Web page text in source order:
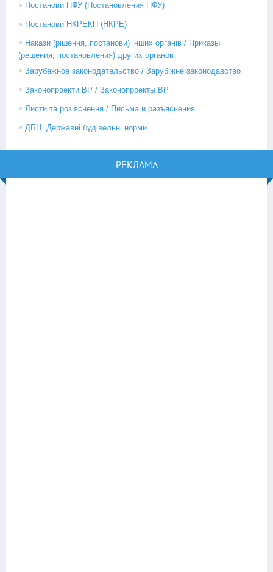
Постанови ПФУ (Постановления ПФУ)
Постанови НКРЕКП (НКРЕ)
Накази (рішення, постанови) інших органів / Приказы
(решения, постановления) других органов
Зарубежное законодательство / Зарубіжне законодавство
Законопроекти ВР / Законопроекты ВР
Листи та роз’яснення / Письма и разъяснения
ДБН. Державні будівельні норми
РЕКЛАМА